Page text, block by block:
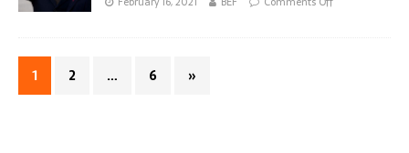
1 2 … 6 »